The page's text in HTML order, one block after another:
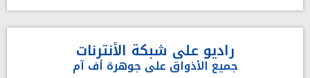
راديو على شبكة الأنترنات
جميع الأذواق على جوهرة أف آم